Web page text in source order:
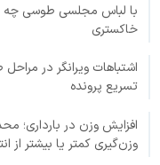
خاکستری
اشتباهات ویرانگر در
تسریع پرونده
وزن‌گیری کمتر یا بیشتر از